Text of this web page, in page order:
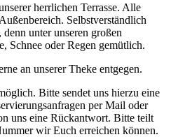
herrlichen Terrasse. Alle
Selbstverständlich
unter unseren großen
Schnee oder Regen gemütlich.
an unserer Theke entgegen.
Bitte sendet uns hierzu eine
per Mail oder
uns eine Rückantwort. Bitte teilt
wir Euch erreichen können.